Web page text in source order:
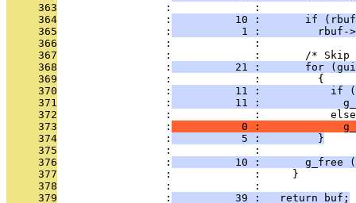
     363
                 :             :
     364
                 :
10 :       if
     365
                 :
1 :         rbuf-
     366
                 :             :
     367
:             :       /*
     368
                 :
21 :       for
     369
                 :             :         {
     370
                 :
11 :           if
     371
                 :
11 :
     372
                 :             :           else
     373
                 :
0 :
     374
                 :
           5 :         }
     375
                 :             :
     376
                 :
10 :       g_free
     377
                 :             :     }
     378
                 :             :
     379
                 :
          39 :   return buf;